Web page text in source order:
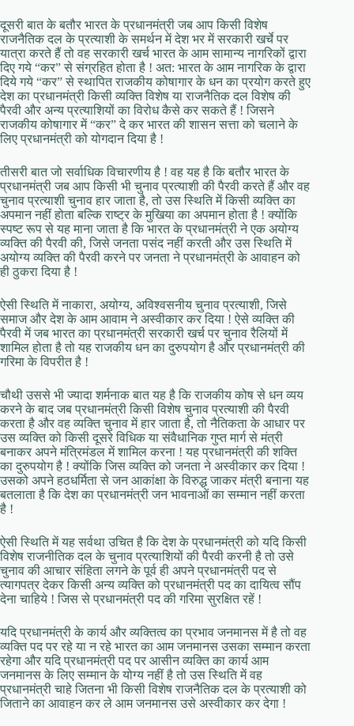
दूसरी बात के बतौर भारत के प्रधानमंत्री जब आप किसी विशेष
राजनैतिक दल के प्रत्याशी के समर्थन में देश भर में सरकारी खर्चे पर
यात्रा करते हैं तो वह सरकारी खर्च भारत के आम सामान्य नागरिकों द्वारा
दिए गये “कर” से संग्रहित होता है ! अत: भारत के आम नागरिक के द्वारा
दिये गये “कर” से स्थापित राजकीय कोषागार के धन का प्रयोग करते हुए
देश का प्रधानमंत्री किसी व्यक्ति विशेष या राजनैतिक दल विशेष की
पैरवी और अन्य प्रत्याशियों का विरोध कैसे कर सकते हैं ! जिसने
राजकीय कोषागार में “कर” दे कर भारत की शासन सत्ता को चलाने के
लिए प्रधानमंत्री को योगदान दिया है !
तीसरी बात जो सर्वाधिक विचारणीय है ! वह यह है कि बतौर भारत के
प्रधानमंत्री जब आप किसी भी चुनाव प्रत्याशी की पैरवी करते हैं और वह
चुनाव प्रत्याशी चुनाव हार जाता है, तो उस स्थिति में किसी व्यक्ति का
अपमान नहीं होता बल्कि राष्ट्र के मुखिया का अपमान होता है ! क्योंकि
स्पष्ट रूप से यह माना जाता है कि भारत के प्रधानमंत्री ने एक अयोग्य
व्यक्ति की पैरवी की, जिसे जनता पसंद नहीं करती और उस स्थिति में
अयोग्य व्यक्ति की पैरवी करने पर जनता ने प्रधानमंत्री के आवाहन को
ही ठुकरा दिया है !
ऐसी स्थिति में नाकारा, अयोग्य, अविश्वसनीय चुनाव प्रत्याशी, जिसे
समाज और देश के आम आवाम ने अस्वीकार कर दिया ! ऐसे व्यक्ति की
पैरवी में जब भारत का प्रधानमंत्री सरकारी खर्च पर चुनाव रैलियों में
शामिल होता है तो यह राजकीय धन का दुरुपयोग है और प्रधानमंत्री की
गरिमा के विपरीत है !
चौथी उससे भी ज्यादा शर्मनाक बात यह है कि राजकीय कोष से धन व्यय
करने के बाद जब प्रधानमंत्री किसी विशेष चुनाव प्रत्याशी की पैरवी
करता है और वह व्यक्ति चुनाव में हार जाता है, तो नैतिकता के आधार पर
उस व्यक्ति को किसी दूसरे विधिक या संवैधानिक गुप्त मार्ग से मंत्री
बनाकर अपने मंत्रिमंडल में शामिल करना ! यह प्रधानमंत्री की शक्ति
का दुरुपयोग है ! क्योंकि जिस व्यक्ति को जनता ने अस्वीकार कर दिया !
उसको अपने हठधर्मिता से जन आकांक्षा के विरुद्ध जाकर मंत्री बनाना यह
बतलाता है कि देश का प्रधानमंत्री जन भावनाओं का सम्मान नहीं करता
है !
ऐसी स्थिति में यह सर्वथा उचित है कि देश के प्रधानमंत्री को यदि किसी
विशेष राजनीतिक दल के चुनाव प्रत्याशियों की पैरवी करनी है तो उसे
चुनाव की आचार संहिता लगने के पूर्व ही अपने प्रधानमंत्री पद से
त्यागपत्र देकर किसी अन्य व्यक्ति को प्रधानमंत्री पद का दायित्व सौंप
देना चाहिये ! जिस से प्रधानमंत्री पद की गरिमा सुरक्षित रहें !
यदि प्रधानमंत्री के कार्य और व्यक्तित्व का प्रभाव जनमानस में है तो वह
व्यक्ति पद पर रहे या न रहे भारत का आम जनमानस उसका सम्मान करता
रहेगा और यदि प्रधानमंत्री पद पर आसीन व्यक्ति का कार्य आम
जनमानस के लिए सम्मान के योग्य नहीं है तो उस स्थिति में वह
प्रधानमंत्री चाहे जितना भी किसी विशेष राजनैतिक दल के प्रत्याशी को
जिताने का आवाहन कर ले आम जनमानस उसे अस्वीकार कर देगा !